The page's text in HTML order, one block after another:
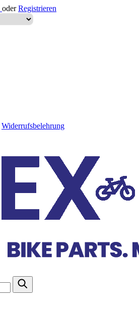
oder Registrieren
Widerrufsbelehrung